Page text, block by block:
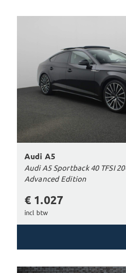
Audi A5
Audi A5 Sportback 40 TFSI
Advanced Edition
€ 1.027
incl btw